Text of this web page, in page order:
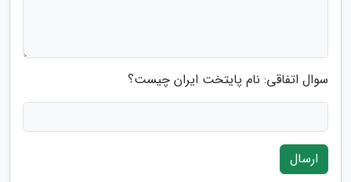
سوال اتفاقی: نام پایتخت ایران چیست؟
ارسال